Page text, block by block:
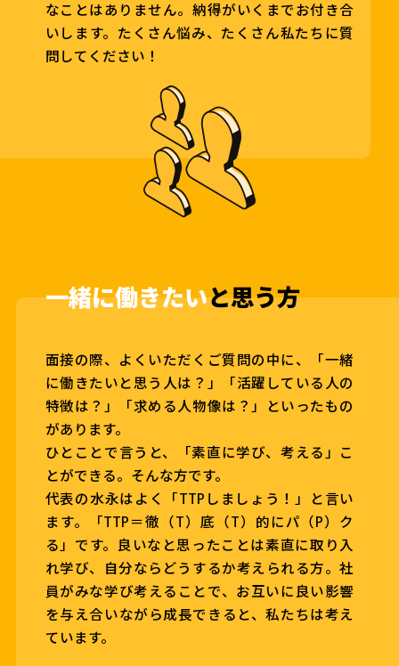
なことはありません。納得がいくまでお付き合
いします。たくさん悩み、たくさん私たちに質
問してください！
一緒に働きたいと思う方
面接の際、よくいただくご質問の中に、「一緒
に働きたいと思う人は？」「活躍している人の
特徴は？」「求める人物像は？」といったもの
があります。
ひとことで言うと、「素直に学び、考える」こ
とができる。そんな方です。
代表の水永はよく「TTPしましょう！」と言い
ます。「TTP＝徹（T）底（T）的にパ（P）ク
る」です。良いなと思ったことは素直に取り入
れ学び、自分ならどうするか考えられる方。社
員がみな学び考えることで、お互いに良い影響
を与え合いながら成長できると、私たちは考え
ています。